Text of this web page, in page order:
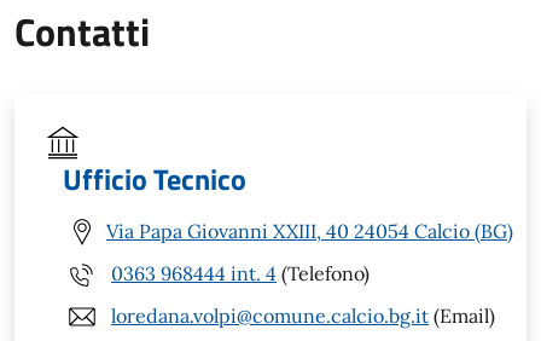
Contatti
Ufficio Tecnico
Via Papa Giovanni XXIII, 40 24054 Calcio (BG)
0363 968444 int. 4 (Telefono)
loredana.volpi@comune.calcio.bg.it (Email)